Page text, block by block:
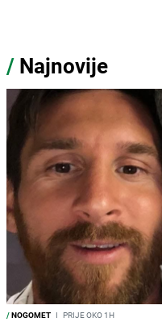
/ Najnovije
/NOGOMET I PRIJE OKO 1H